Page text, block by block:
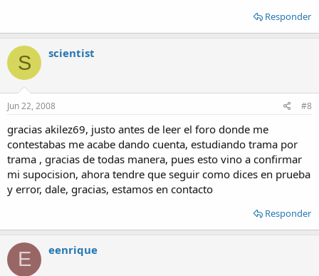
Responder
S scientist
Jun 22, 2008 #8
gracias akilez69, justo antes de leer el foro donde me
contestabas me acabe dando cuenta, estudiando trama por
trama , gracias de todas manera, pues esto vino a confirmar
mi supocision, ahora tendre que seguir como dices en prueba
y error, dale, gracias, estamos en contacto
Responder
E eenrique